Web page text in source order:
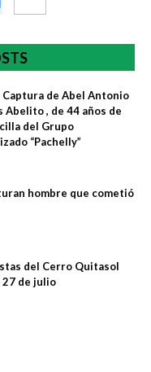
Captura de Abel Antonio
Abelito , de 44 años de
del Grupo
“Pachelly”
hombre que cometió
del Cerro Quitasol
de julio